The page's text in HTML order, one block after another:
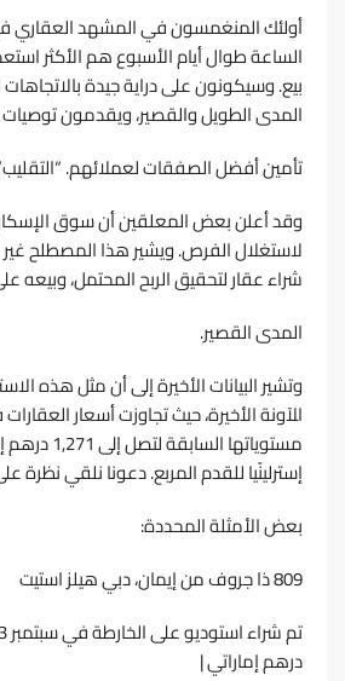
أوﻟﺌﻚ اﻟﻤﻨﻐﻤﺴﻮن ﻓﻲ اﻟﻤﺸﻬﺪ اﻟﻌﻘﺎري
اﻟﺴﺎﻋﺔ ﻃﻮال أﻳﺎم اﻷﺳﺒﻮع ﻫﻢ اﻷﻛﺜﺮ
ﺑﻴﻊ. وﺳﻴﻜﻮﻧﻮن ﻋﻠﻰ دراﻳﺔ ﺟﻴﺪة
اﻟﻤﺪى اﻟﻄﻮﻳﻞ واﻟﻘﺼﻴﺮ، وﻳﻘﺪﻣﻮن
ﺗﺄﻣﻴﻦ أﻓﻀﻞ اﻟﺼﻔﻘﺎت ﻟﻌﻤﻼﺋﻬﻢ.
وﻗﺪ أﻋﻠﻦ ﺑﻌﺾ اﻟﻤﻌﻠﻘﻴﻦ أن ﺳﻮق
ﻻﺳﺘﻐﻼل اﻟﻔﺮص. وﻳﺸﻴﺮ ﻫﺬا اﻟﻤﺼﻄﻠﺢ
ﺷﺮاء ﻋﻘﺎر ﻟﺘﺤﻘﻴﻖ اﻟﺮﺑﺢ اﻟﻤﺤﺘﻤﻞ، وﺑﻴﻌﻪ
اﻟﻤﺪى اﻟﻘﺼﻴﺮ.
وﺗﺸﻴﺮ اﻟﺒﻴﺎﻧﺎت اﻷﺧﻴﺮة إﻟﻰ أن ﻣﺜﻞ ﻫﺬه
اﻶوﻧﺔ اﻷﺧﻴﺮة، ﺣﻴﺚ ﺗﺠﺎوزت أﺳﻌﺎر
إﺳﺘﺮﻟﻴﻨًﻴﺎ ﻟﻠﻘﺪم اﻟﻤﺮﺑﻊ. دﻋﻮﻧﺎ ﻧﻠﻘﻲ ﻧﻈﺮة
ﺑﻌﺾ اﻷﻣﺜﻠﺔ اﻟﻤﺤﺪدة:
809 ذا ﺟﺮوف ﻣﻦ إﻳﻤﺎن، دﺑﻲ ﻫﻴﻠﺰ اﺳﺘﻴﺖ
درﻫﻢ إﻣﺎراﺗﻲ |